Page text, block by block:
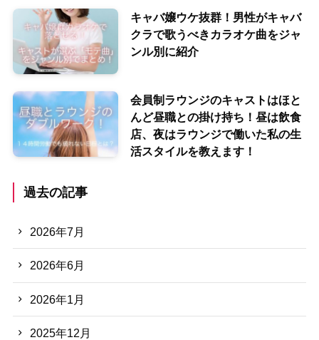
キャバ嬢ウケ抜群！男性がキャバ
クラで歌うべきカラオケ曲をジャ
ンル別に紹介
会員制ラウンジのキャストはほと
んど昼職との掛け持ち！昼は飲食
店、夜はラウンジで働いた私の生
活スタイルを教えます！
過去の記事
2026年7月
2026年6月
2026年1月
2025年12月